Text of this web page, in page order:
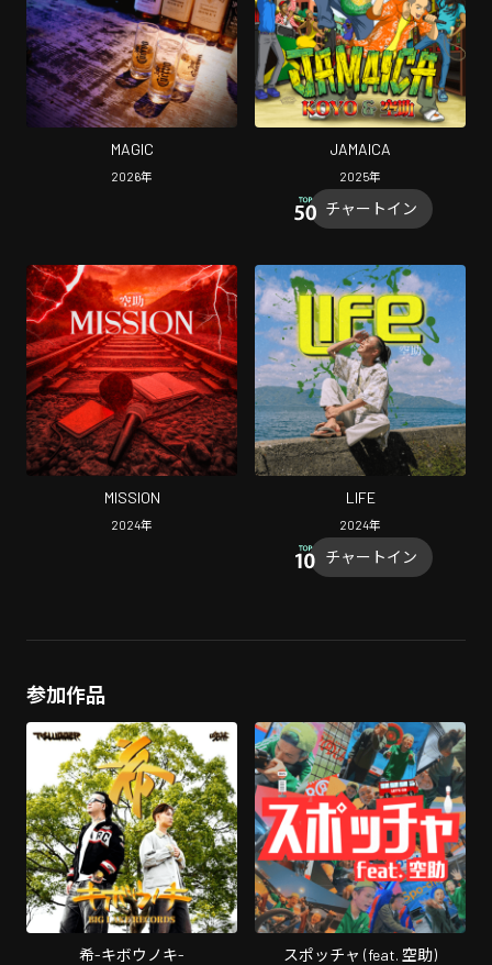
MAGIC
2026年
JAMAICA
2025年
チャートイン
MISSION
2024年
LIFE
2024年
チャートイン
参加作品
希-キボウノキ- スポッチャ (feat. 空助)